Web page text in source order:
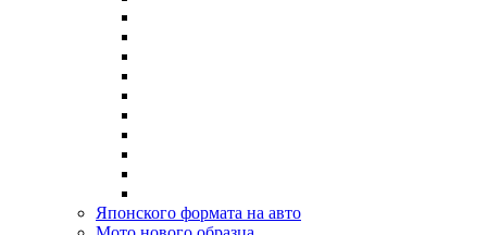
Японского формата на авто